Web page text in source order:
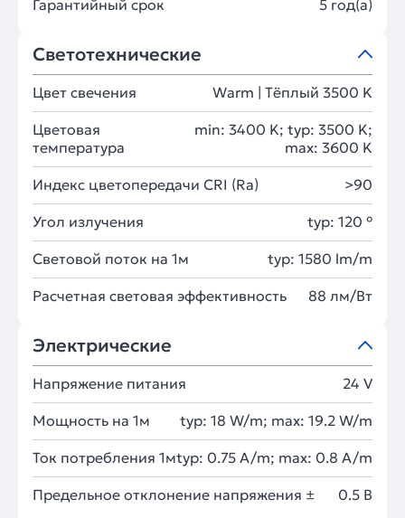
Гарантийный срок 5 год(а)
Светотехнические
Цвет свечения Warm | Тёплый 3500 K
Цветовая
температура
min: 3400 K; typ: 3500 K;
max: 3600 K
Индекс цветопередачи CRI (Ra) >90
Угол излучения typ: 120 °
Световой поток на 1м typ: 1580 lm/m
Расчетная световая эффективность 88 лм/Вт
Электрические
Напряжение питания 24 V
Мощность на 1м typ: 18 W/m; max: 19.2 W/m
Ток потребления 1мtyp: 0.75 A/m; max: 0.8 A/m
Предельное отклонение напряжения ± 0.5 В